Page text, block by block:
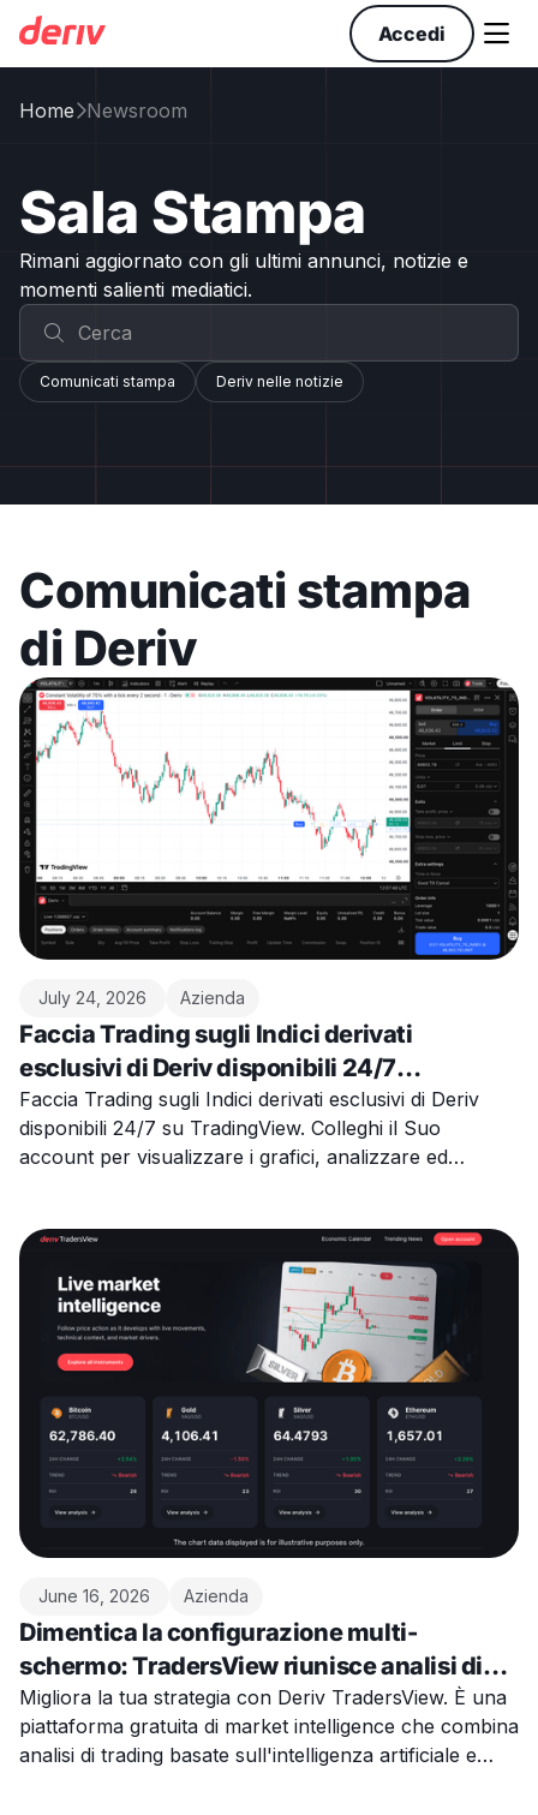
Accedi 
HomeNewsroom
Sala Stampa
Rimani aggiornato con gli ultimi annunci, notizie e
momenti salienti mediatici.
Comunicati stampa Deriv nelle notizie
Comunicati stampa
di Deriv
July 24, 2026 Azienda
Faccia Trading sugli Indici derivati
esclusivi di Deriv disponibili 24/7
direttamente su TradingView
Faccia Trading sugli Indici derivati esclusivi di Deriv
disponibili 24/7 su TradingView. Colleghi il Suo
account per visualizzare i grafici, analizzare ed
June 16, 2026 Azienda
Dimentica la configurazione multi-
schermo: TradersView riunisce analisi di
trading AI, eventi economici e notizie di
mercato
Migliora la tua strategia con Deriv TradersView. È una
piattaforma gratuita di market intelligence che combina
analisi di trading basate sull'intelligenza artificiale e